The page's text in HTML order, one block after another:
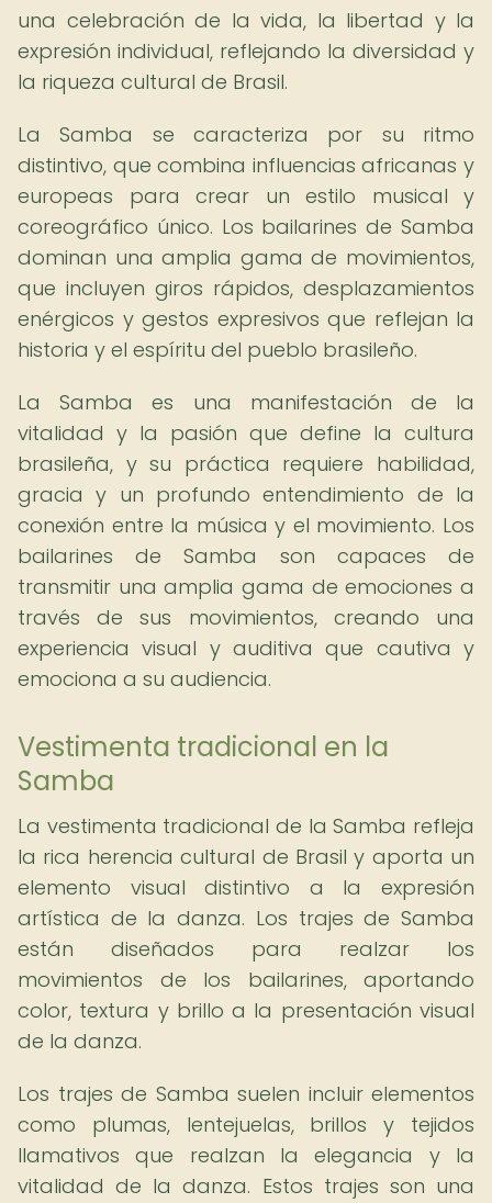
una celebración de la vida, la libertad y la
expresión individual, reflejando la diversidad y
la riqueza cultural de Brasil.
La Samba se caracteriza por su ritmo
distintivo, que combina influencias africanas y
europeas para crear un estilo musical y
coreográfico único. Los bailarines de Samba
dominan una amplia gama de movimientos,
que incluyen giros rápidos, desplazamientos
enérgicos y gestos expresivos que reflejan la
historia y el espíritu del pueblo brasileño.
La Samba es una manifestación de la
vitalidad y la pasión que define la cultura
brasileña, y su práctica requiere habilidad,
gracia y un profundo entendimiento de la
conexión entre la música y el movimiento. Los
bailarines de Samba son capaces de
transmitir una amplia gama de emociones a
través de sus movimientos, creando una
experiencia visual y auditiva que cautiva y
emociona a su audiencia.
Vestimenta tradicional en la
Samba
La vestimenta tradicional de la Samba refleja
la rica herencia cultural de Brasil y aporta un
elemento visual distintivo a la expresión
artística de la danza. Los trajes de Samba
están diseñados para realzar los
movimientos de los bailarines, aportando
color, textura y brillo a la presentación visual
de la danza.
Los trajes de Samba suelen incluir elementos
como plumas, lentejuelas, brillos y tejidos
llamativos que realzan la elegancia y la
vitalidad de la danza. Estos trajes son una